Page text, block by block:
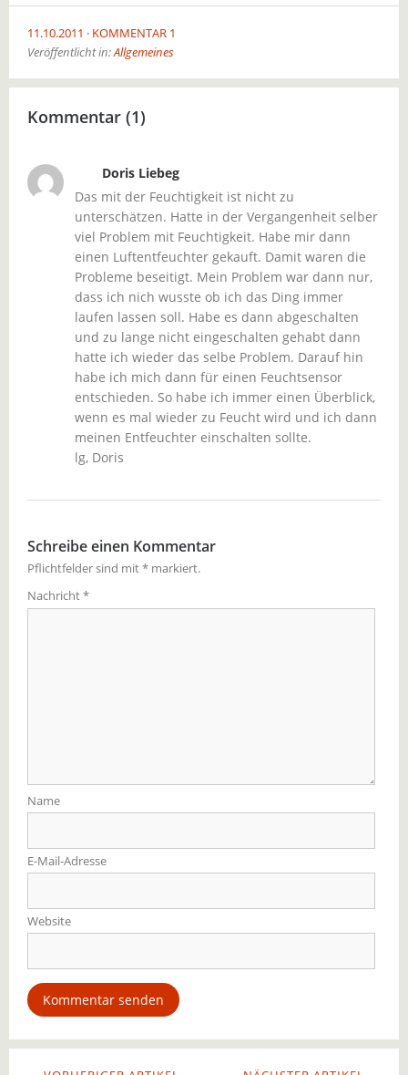
11.10.2011
KOMMENTAR 1
Veröffentlicht in:Allgemeines
Kommentar (1)
Doris Liebeg
Das mit der Feuchtigkeit ist nicht zu
unterschätzen. Hatte in der Vergangenheit selber
viel Problem mit Feuchtigkeit. Habe mir dann
einen Luftentfeuchter gekauft. Damit waren die
Probleme beseitigt. Mein Problem war dann nur,
dass ich nich wusste ob ich das Ding immer
laufen lassen soll. Habe es dann abgeschalten
und zu lange nicht eingeschalten gehabt dann
hatte ich wieder das selbe Problem. Darauf hin
habe ich mich dann für einen Feuchtsensor
entschieden. So habe ich immer einen Überblick,
wenn es mal wieder zu Feucht wird und ich dann
meinen Entfeuchter einschalten sollte.
lg, Doris
Schreibe einen Kommentar
Pflichtfelder sind mit* markiert.
Nachricht*
Name
E-Mail-Adresse
Website